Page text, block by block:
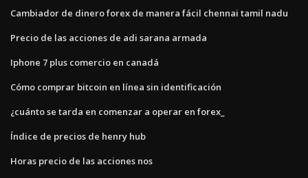
Cambiador de dinero forex de manera fácil chennai tamil nadu
Precio de las acciones de adi sarana armada
Iphone 7 plus comercio en canadá
Cómo comprar bitcoin en línea sin identificación
¿cuánto se tarda en comenzar a operar en forex_
Índice de precios de henry hub
Horas precio de las acciones nos